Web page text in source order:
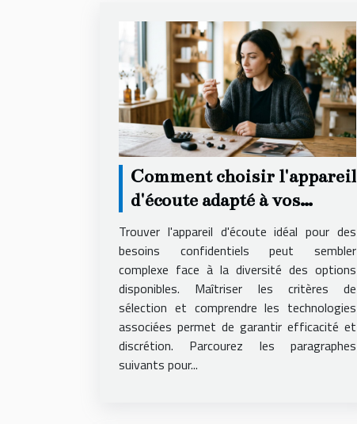
Comment choisir l'appareil
d'écoute adapté à vos
besoins secrets ?
Trouver l'appareil d'écoute idéal pour des
besoins confidentiels peut sembler
complexe face à la diversité des options
disponibles. Maîtriser les critères de
sélection et comprendre les technologies
associées permet de garantir efficacité et
discrétion. Parcourez les paragraphes
suivants pour...